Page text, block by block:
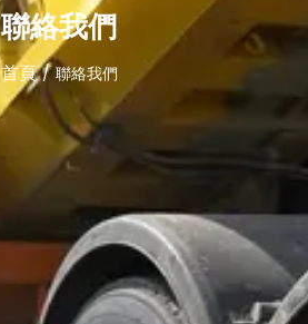
聯絡我們
首頁 聯絡我們